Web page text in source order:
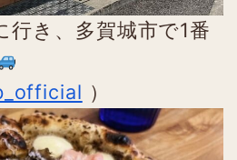
行き、多賀城市で1番
）